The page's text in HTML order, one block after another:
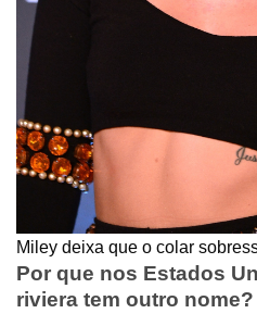
Miley deixa que o colar
Por que nos Estados
riviera tem outro nome?